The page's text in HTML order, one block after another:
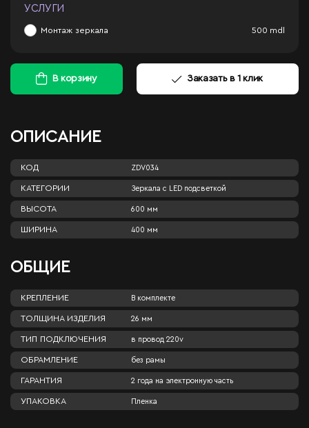
УСЛУГИ
Монтаж зеркала 500 mdl
В корзину Заказать в 1 клик
ОПИСАНИЕ
КОД ZDV034
КАТЕГОРИИ Зеркала c LED подсветкой
ВЫСОТА 600 мм
ШИРИНА 400 мм
ОБЩИЕ
КРЕПЛЕНИЕ В комплекте
ТОЛЩИНА ИЗДЕЛИЯ 26 мм
ТИП ПОДКЛЮЧЕНИЯ в провод 220v
ОБРАМЛЕНИЕ без рамы
ГАРАНТИЯ 2 года на электронную часть
УПАКОВКА Пленка